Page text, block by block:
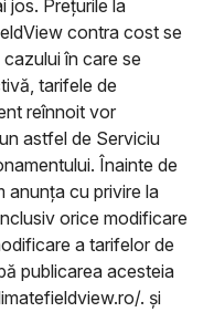
jos. Prețurile la
contra cost se
în care se
tarifele de
reînnoit vor
astfel de Serviciu
Înainte de
anunța cu privire la
orice modificare
a tarifelor de
publicarea acesteia
. și